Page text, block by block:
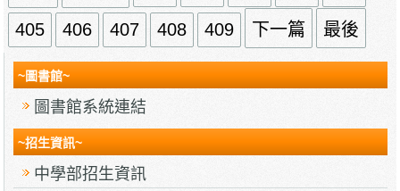
405 406 407 408 409 下一篇 最後
~圖書館~
圖書館系統連結
~招生資訊~
中學部招生資訊